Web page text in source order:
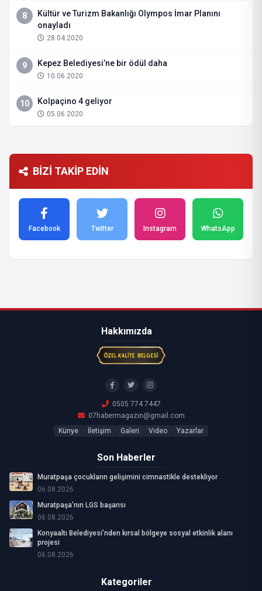
8
Kültür ve Turizm Bakanlığı Olympos İmar Planını
onayladı
28.04.2020
9 Kepez Belediyesi’ne bir ödül daha
10.06.2020
10 Kolpaçino 4 geliyor
05.06.2020
BİZİ TAKİP EDİN
Facebook Twitter Instagram WhatsApp
Hakkımızda
0505 774 7447
07habermagazin@gmail.com
Künye
İletişim Galeri Video Yazarlar
Son Haberler
Muratpaşa çocukların gelişimini cimnastikle destekliyor
06.08.2026
Muratpaşa’nın LGS başarısı
06.08.2026
Konyaaltı Belediyesi'nden kırsal bölgeye sosyal etkinlik alanı
projesi
06.08.2026
Kategoriler